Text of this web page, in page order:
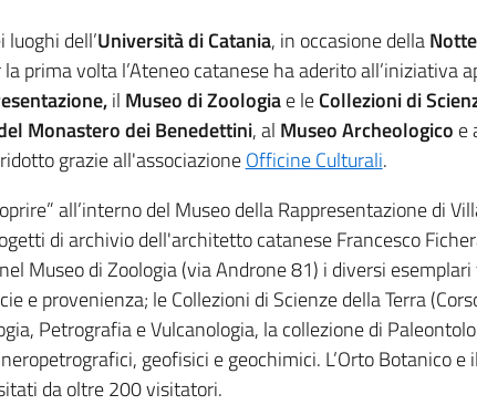
dell’Università di Catania, in occasione della
prima volta l’Ateneo catanese ha aderito all’iniziativa
il Museo di Zoologiae leCollezioni di
Monastero dei Benedettini, al Museo Archeologico e
grazie all'associazioneOfficine Culturali.
all’interno del Museo della Rappresentazione di
di archivio dell'architetto catanese Francesco
Museo di Zoologia (via Androne 81) i diversi
e provenienza; le Collezioni di Scienze della Terra
Petrografia e Vulcanologia, la collezione di
geofisici e geochimici. L’Orto Botanico e
da oltre 200 visitatori.